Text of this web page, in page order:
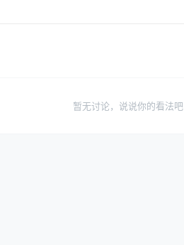
暂无讨论，说说你的看法吧